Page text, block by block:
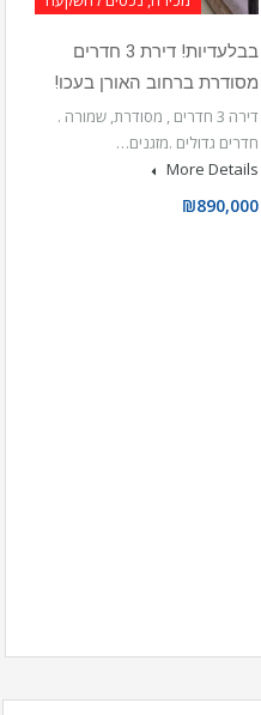
בבלעדיות! דירת 3 חדרים
מסודרת ברחוב האורן בעכו!
דירה 3 חדרים , מסודרת, שמורה .
חדרים גדולים .מזגנים…
More Details
₪890,000